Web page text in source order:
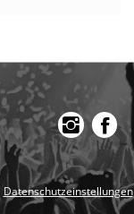
Datenschutzeinstellungen